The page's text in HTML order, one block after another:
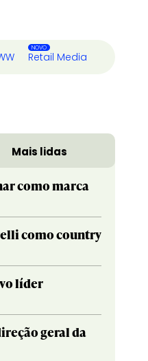
Retail Media
Mais lidas
como marca
como country
líder
geral da